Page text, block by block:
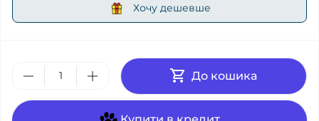
Хочу дешевше
До кошика